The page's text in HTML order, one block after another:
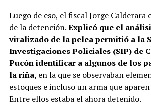
Luego de eso, el fiscal Jorge
de la detención.Explicó que el
viralizado de la pelea permitió a la
Investigaciones Policiales (SIP) de
Pucón identificar a algunos de los
la riña, en la que se observaban
estoques e incluso un arma que
Entre ellos estaba el ahora detenido.